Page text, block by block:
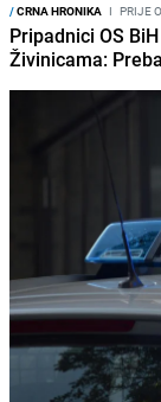
/CRNA HRONIKA I PRIJE
Pripadnici OS
Živinicama: